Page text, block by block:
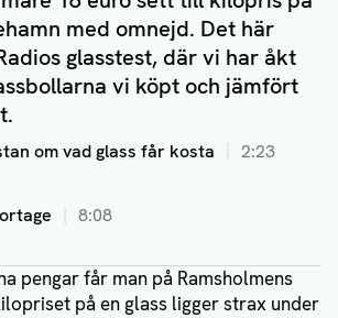
med omnejd. Det här
glasstest, där vi har åkt
vi köpt och jämfört
om vad glass får kosta 2:23
8:08
pengar får man på Ramsholmens
på en glass ligger strax under